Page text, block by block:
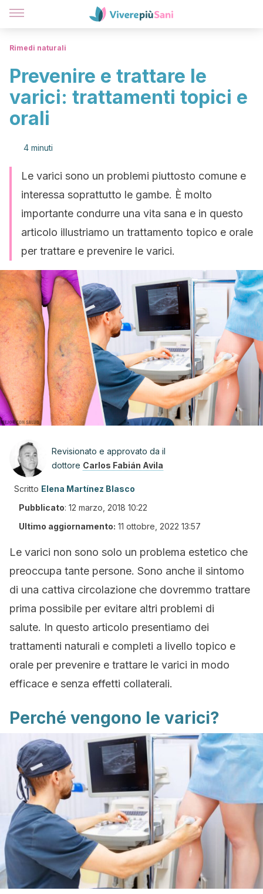
Rimedi naturali
Prevenire e trattare le
varici: trattamenti topici e
orali
4 minuti
Le varici sono un problemi piuttosto comune e
interessa soprattutto le gambe. È molto
importante condurre una vita sana e in questo
articolo illustriamo un trattamento topico e orale
per trattare e prevenire le varici.
Revisionato e approvato da il
dottore Carlos Fabián Avila
Scritto Elena Martínez Blasco
Pubblicato: 12 marzo, 2018 10:22
Ultimo aggiornamento: 11 ottobre, 2022 13:57
Le varici non sono solo un problema estetico che
preoccupa tante persone. Sono anche il sintomo
di una cattiva circolazione che dovremmo trattare
prima possibile per evitare altri problemi di
salute. In questo articolo presentiamo dei
trattamenti naturali e completi a livello topico e
orale per prevenire e trattare le varici in modo
efficace e senza effetti collaterali.
Perché vengono le varici?